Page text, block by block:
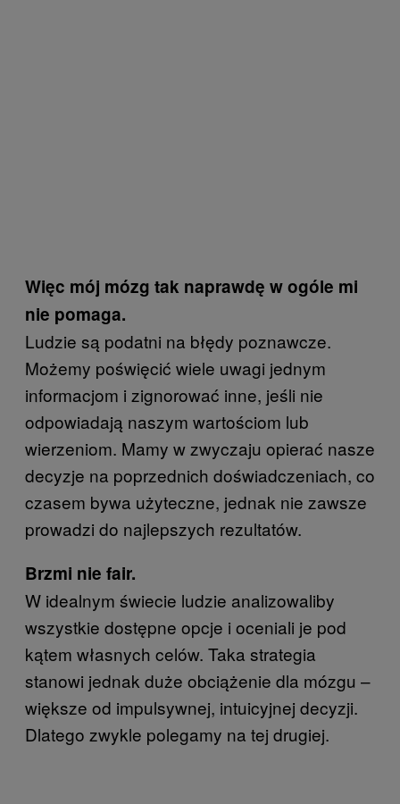
Więc mój mózg tak naprawdę w ogóle mi
nie pomaga.
Ludzie są podatni na błędy poznawcze.
Możemy poświęcić wiele uwagi jednym
informacjom i zignorować inne, jeśli nie
odpowiadają naszym wartościom lub
wierzeniom. Mamy w zwyczaju opierać nasze
decyzje na poprzednich doświadczeniach, co
czasem bywa użyteczne, jednak nie zawsze
prowadzi do najlepszych rezultatów.
Brzmi nie fair.
W idealnym świecie ludzie analizowaliby
wszystkie dostępne opcje i oceniali je pod
kątem własnych celów. Taka strategia
stanowi jednak duże obciążenie dla mózgu –
większe od impulsywnej, intuicyjnej decyzji.
Dlatego zwykle polegamy na tej drugiej.